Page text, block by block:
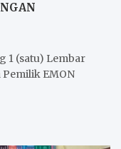
1 (satu) Lembar
EMON